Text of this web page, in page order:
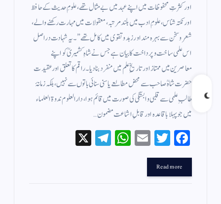
اور کثرتِ محفوظات میں اپنے عہد میں بے مثال تھے، علومِ حدیث کے حافظ
اور نکتہ شناس، علومِ ادب میں بلند مرتبہ، معقولات میں مہارت رکھنے والے،
شعر و سخن سے بہرہ مند اور زہد و تقوى میں کامل تھے” ۔ یہ شہادت دراصل
اس علمی ساخت و پرداخت کا بیان ہے جس نے شاہِ کشمیریؒ کو اپنے
معاصرین میں ممتاز اور تاریخِ علم میں منفرد بنا دیا۔راقم کا تعلق اور عقیدت
حضرت شاہؒ صاحب سے محض مطالعے یا سنی سنائی باتوں سے نہیں، بلکہ زمانۂ
طالبِ علمی سے قلبی وابستگی کی صورت میں قائم ہوا، دارالعلوم ندوۃ العلماء
میں جو پہلا باقاعدہ اور قابلِ اشاعت مضمون…
Fa
ce
bo
ok
T
wi
r
E
m
W
ha
Te
le
Read more